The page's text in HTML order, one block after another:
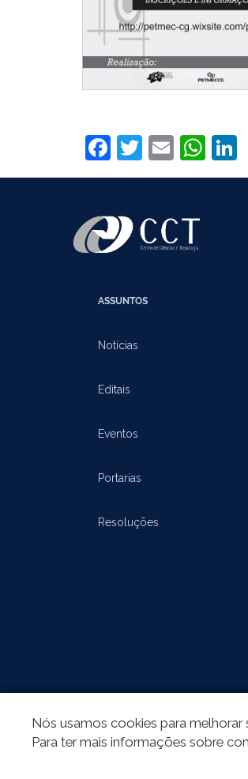
Facebook
Twitter
Email
ASSUNTOS
Notícias
Editais
Eventos
Portarias
Resoluções
Nós usamos cookies para
Para ter mais informações sobre